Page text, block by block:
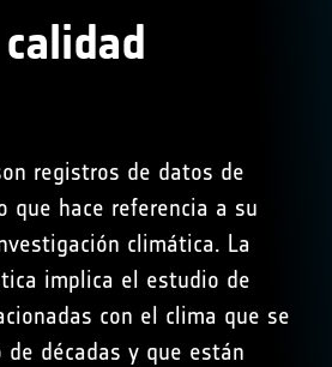
registros de datos de
que hace referencia a su
climática. La
implica el estudio de
con el clima que se
décadas y que están